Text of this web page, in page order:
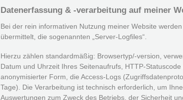
Datenerfassung & -verarbeitung auf meiner
Bei der rein informativen Nutzung meiner Website
übermittelt, die sogenannten „Server-Logfiles“.
Hierzu zählen standardmäßig: Browsertyp/-version,
Datum und Uhrzeit Ihres Seitenaufrufs, HTTP-
anonymisierter Form, die Access-Logs
Tage). Die Verarbeitung ist technisch erforderlich, um
Auswertungen zum Zweck des Betriebs, der Sicherheit